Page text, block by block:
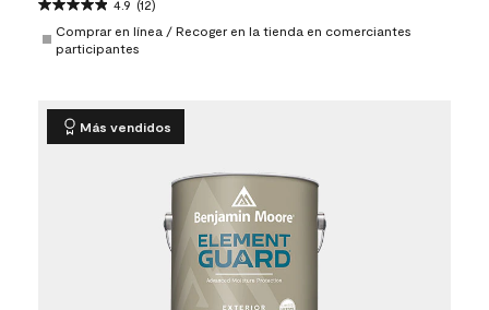
4.9 (12)
Comprar en línea / Recoger en la tienda en comerciantes
participantes
Más vendidos